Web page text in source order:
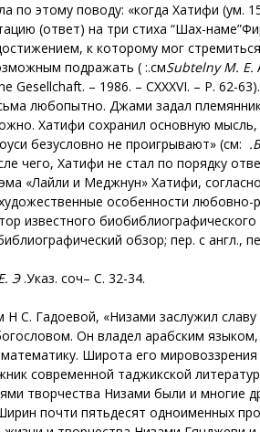
по этому поводу: «когда Хатифи (ум.
(ответ) на три стиха “Шах-наме”
к которому мог
подражать» ( см.:Subtelny M. E.
Gesellchaft. – 1986. – CXXXVI. – P. 62-
любопытно. Джами задал
Хатифи сохранил основную
безусловно не проигрывают» (см.:
После чего, Хатифи не стал по
«Лайли и Меджнун» Хатифи,
особенности любовно-
обзор; пер. с англ.,
Э. Указ. соч.– С. 32-34.
Н. С. Гадоевой, «Низами заслужил
Он владел арабским
Широта его
современной таджикской
творчества Низами были и многие
– почти пятьдесят одноименных